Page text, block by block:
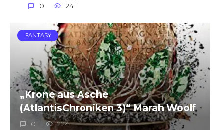
0 241
FANTASY
„Krone aus Asche
(AtlantisChroniken 3)“ Marah Woolf
0 224